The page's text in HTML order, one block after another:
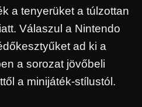
a tenyerüket a túlzottan
Válaszul a Nintendo
ad ki a
a sorozat jövőbeli
a minijáték-stílustól.